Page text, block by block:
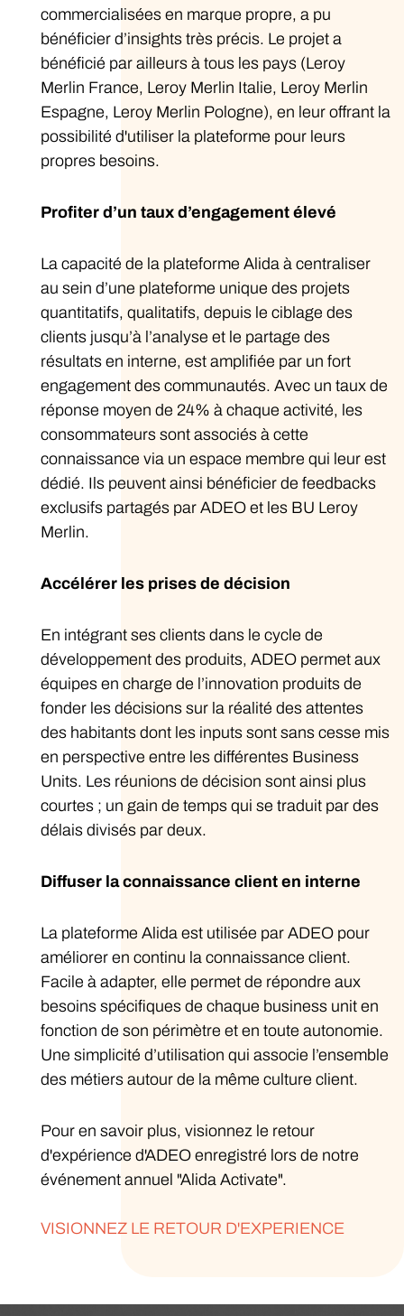
commercialisées en marque propre, a pu
bénéficier d’insights très précis. Le projet a
bénéficié par ailleurs à tous les pays (Leroy
Merlin France, Leroy Merlin Italie, Leroy Merlin
Espagne, Leroy Merlin Pologne), en leur offrant la
possibilité d'utiliser la plateforme pour leurs
propres besoins.
Profiter d’un taux d’engagement élevé
La capacité de la plateforme Alida à centraliser
au sein d’une plateforme unique des projets
quantitatifs, qualitatifs, depuis le ciblage des
clients jusqu’à l’analyse et le partage des
résultats en interne, est amplifiée par un fort
engagement des communautés. Avec un taux de
réponse moyen de 24% à chaque activité, les
consommateurs sont associés à cette
connaissance via un espace membre qui leur est
dédié. Ils peuvent ainsi bénéficier de feedbacks
exclusifs partagés par ADEO et les BU Leroy
Merlin.
Accélérer les prises de décision
En intégrant ses clients dans le cycle de
développement des produits, ADEO permet aux
équipes en charge de l’innovation produits de
fonder les décisions sur la réalité des attentes
des habitants dont les inputs sont sans cesse mis
en perspective entre les différentes Business
Units. Les réunions de décision sont ainsi plus
courtes ; un gain de temps qui se traduit par des
délais divisés par deux.
Diffuser la connaissance client en interne
La plateforme Alida est utilisée par ADEO pour
améliorer en continu la connaissance client.
Facile à adapter, elle permet de répondre aux
besoins spécifiques de chaque business unit en
fonction de son périmètre et en toute autonomie.
Une simplicité d’utilisation qui associe l’ensemble
des métiers autour de la même culture client.
Pour en savoir plus, visionnez le retour
d'expérience d'ADEO enregistré lors de notre
événement annuel "Alida Activate".
VISIONNEZ LE RETOUR D'EXPERIENCE